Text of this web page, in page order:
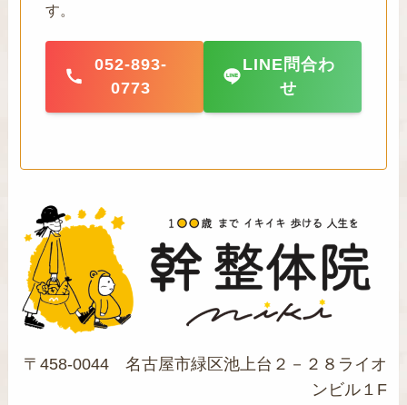
す。
052-893-
0773
LINE問合わ
せ
〒458-0044 名古屋市緑区池上台２－２８ライオ
ンビル１F